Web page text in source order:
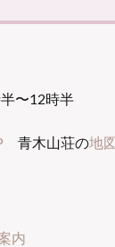
〜12時半
青木山荘の地
内